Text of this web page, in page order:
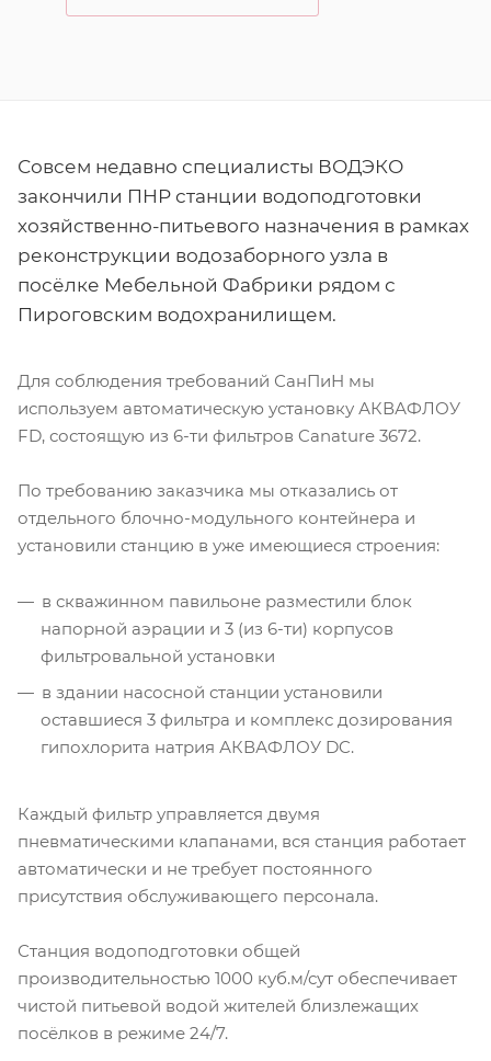
Совсем недавно специалисты ВОДЭКО
закончили ПНР станции водоподготовки
хозяйственно-питьевого назначения в рамках
реконструкции водозаборного узла в
посёлке Мебельной Фабрики рядом с
Пироговским водохранилищем.
Для соблюдения требований СанПиН мы
используем автоматическую установку АКВАФЛОУ
FD, состоящую из 6-ти фильтров Canature 3672.
По требованию заказчика мы отказались от
отдельного блочно-модульного контейнера и
установили станцию в уже имеющиеся строения:
в скважинном павильоне разместили блок
напорной аэрации и 3 (из 6-ти) корпусов
фильтровальной установки
в здании насосной станции установили
оставшиеся 3 фильтра и комплекс дозирования
гипохлорита натрия АКВАФЛОУ DC.
Каждый фильтр управляется двумя
пневматическими клапанами, вся станция работает
автоматически и не требует постоянного
присутствия обслуживающего персонала.
Станция водоподготовки общей
производительностью 1000 куб.м/сут обеспечивает
чистой питьевой водой жителей близлежащих
посёлков в режиме 24/7.